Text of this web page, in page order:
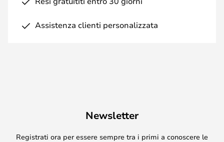
Assistenza clienti personalizzata
Newsletter
Registrati ora per essere sempre tra i primi a conoscere le